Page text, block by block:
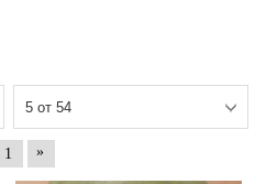
1 »